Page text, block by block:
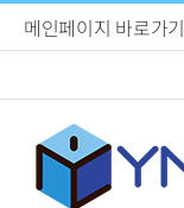
메인페이지 바로가기